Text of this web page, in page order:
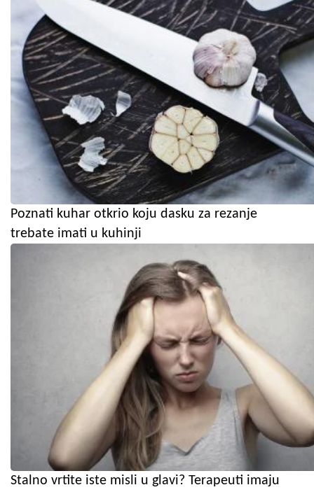
Poznati kuhar otkrio koju dasku za rezanje
trebate imati u kuhinji
Stalno vrtite iste misli u glavi? Terapeuti imaju